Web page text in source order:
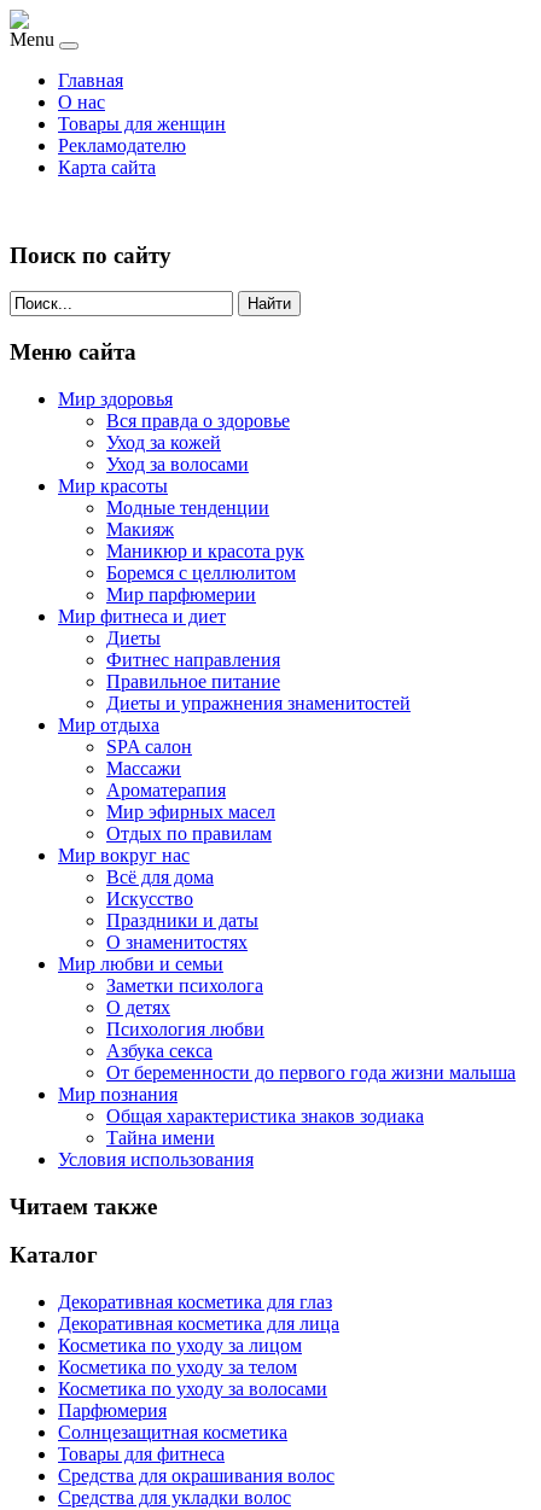
Menu
Главная
О нас
Товары для женщин
Рекламодателю
Карта сайта
Поиск по сайту
Найти
Меню сайта
Мир здоровья
Вся правда о здоровье
Уход за кожей
Уход за волосами
Мир красоты
Модные тенденции
Макияж
Маникюр и красота рук
Боремся с целлюлитом
Мир парфюмерии
Мир фитнеса и диет
Диеты
Фитнес направления
Правильное питание
Диеты и упражнения знаменитостей
Мир отдыха
SPA салон
Массажи
Ароматерапия
Мир эфирных масел
Отдых по правилам
Мир вокруг нас
Всё для дома
Искусство
Праздники и даты
О знаменитостях
Мир любви и семьи
Заметки психолога
О детях
Психология любви
Азбука секса
От беременности до первого года жизни малыша
Мир познания
Общая характеристика знаков зодиака
Тайна имени
Условия использования
Читаем также
Каталог
Декоративная косметика для глаз
Декоративная косметика для лица
Косметика по уходу за лицом
Косметика по уходу за телом
Косметика по уходу за волосами
Парфюмерия
Солнцезащитная косметика
Товары для фитнеса
Средства для окрашивания волос
Средства для укладки волос